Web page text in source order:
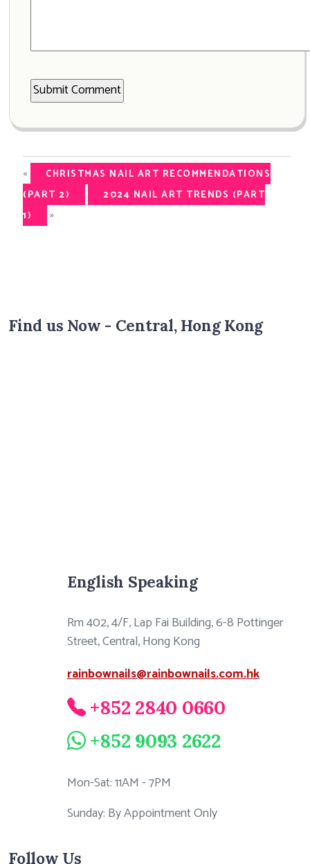
«
CHRISTMAS NAIL ART RECOMMENDATIONS
(PART 2)
2024 NAIL ART TRENDS (PART
1)
»
Find us Now - Central, Hong Kong
English Speaking
Rm 402, 4/F, Lap Fai Building, 6-8 Pottinger
Street, Central, Hong Kong
rainbownails@rainbownails.com.hk
+852 2840 0660
+852 9093 2622
Mon-Sat: 11AM - 7PM
Sunday: By Appointment Only
Follow Us